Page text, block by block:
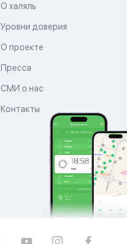
О халяль
Уровни доверия
О проекте
Пресса
СМИ о нас
Контакты